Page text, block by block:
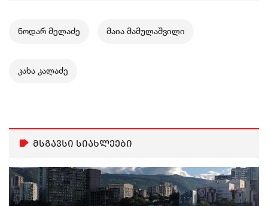
ნოდარ მელაძე მაია მამულაშვილი
კახა კალაძე
მსგავსი სიახლეები